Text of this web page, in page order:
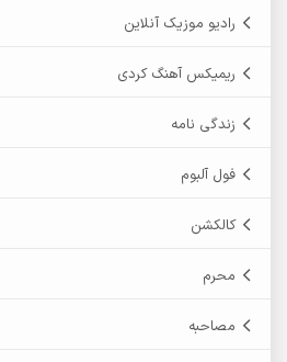
رادیو موزیک آنلاین
ریمیکس آهنگ کردی
زندگی نامه
فول آلبوم
کالکشن
محرم
مصاحبه